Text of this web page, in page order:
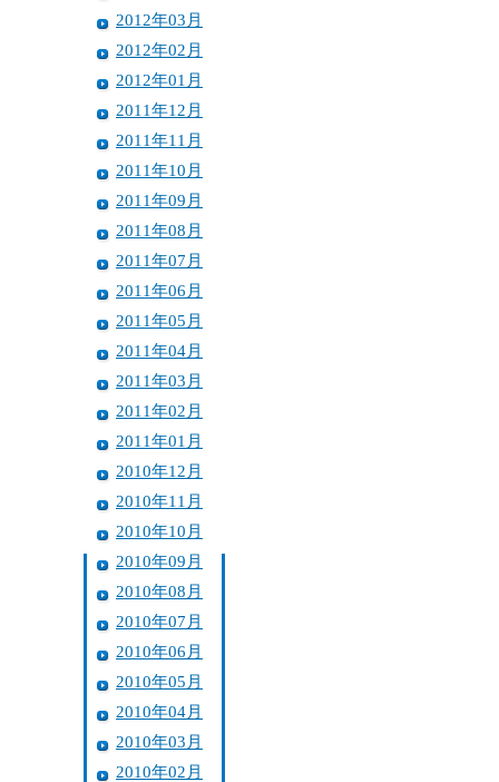
2012年03月
2012年02月
2012年01月
2011年12月
2011年11月
2011年10月
2011年09月
2011年08月
2011年07月
2011年06月
2011年05月
2011年04月
2011年03月
2011年02月
2011年01月
2010年12月
2010年11月
2010年10月
2010年09月
2010年08月
2010年07月
2010年06月
2010年05月
2010年04月
2010年03月
2010年02月